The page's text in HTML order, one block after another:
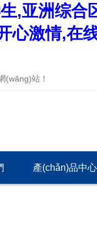
,亚洲综
心激情,在
站！
產(chǎn)品中心